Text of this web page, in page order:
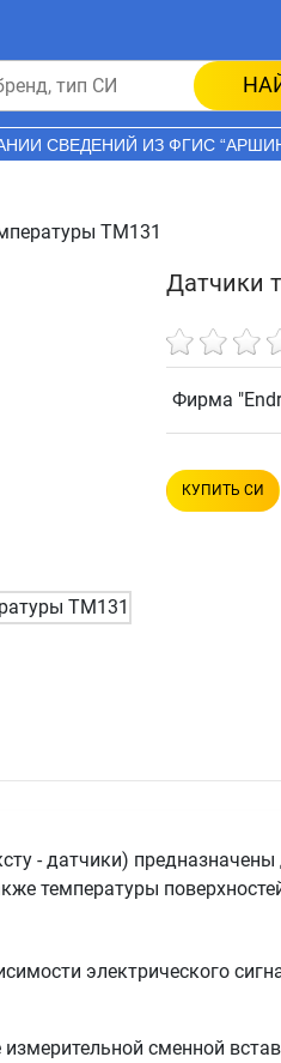
СВЕДЕНИЙ ИЗ ФГИС
TM131
Датчики
Фирма
КУПИТЬ СИ
- датчики)
температуры
электрического
сменной